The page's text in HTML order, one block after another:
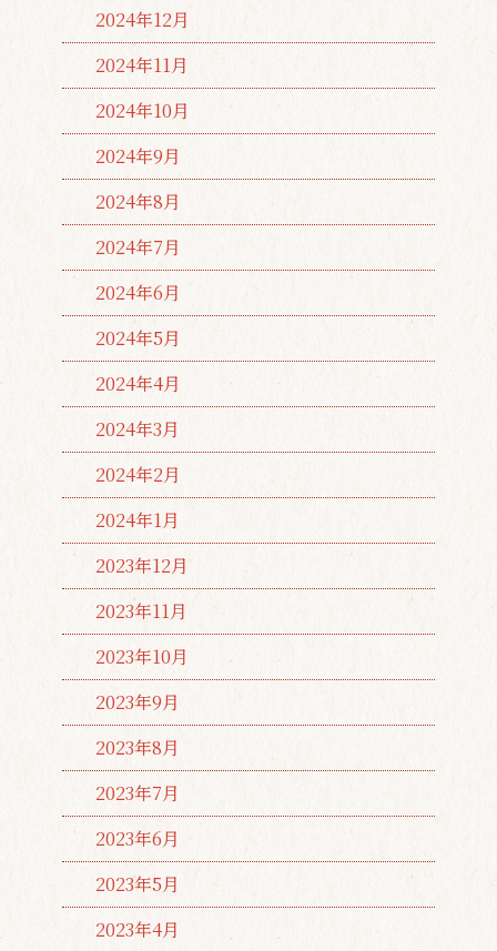
2024年12月
2024年11月
2024年10月
2024年9月
2024年8月
2024年7月
2024年6月
2024年5月
2024年4月
2024年3月
2024年2月
2024年1月
2023年12月
2023年11月
2023年10月
2023年9月
2023年8月
2023年7月
2023年6月
2023年5月
2023年4月